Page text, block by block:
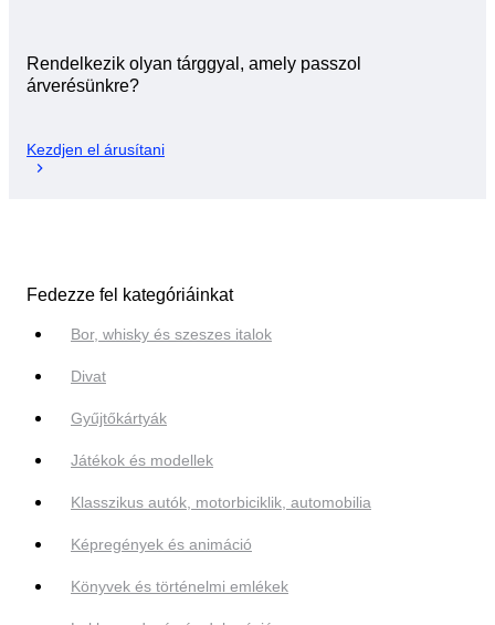
Rendelkezik olyan tárggyal, amely passzol
árverésünkre?
Kezdjen el árusítani
Fedezze fel kategóriáinkat
Bor, whisky és szeszes italok
Divat
Gyűjtőkártyák
Játékok és modellek
Klasszikus autók, motorbiciklik, automobilia
Képregények és animáció
Könyvek és történelmi emlékek